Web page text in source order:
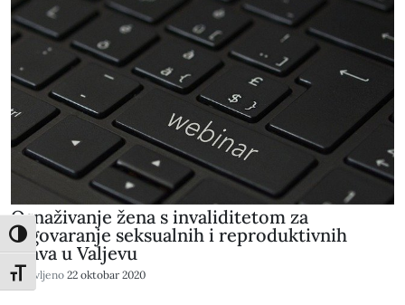
Toggle High Contrast
Toggle Font size
Osnaživanje žena s invaliditetom za
zagovaranje seksualnih i reproduktivnih
prava u Valjevu
Objavljeno 22 oktobar 2020